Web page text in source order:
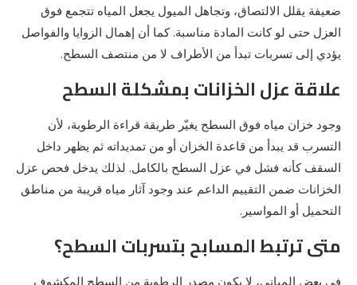
ضعيفة يقلل الالتصاق، وتجاهل الميول يجعل المياه تتجمع فوق
العزل حتى لو كانت المادة مناسبة. كما أن إهمال الزوايا والفواصل
يؤدي إلى تسربات تبدأ من الأطراف لا من منتصف السطح.
علاقة عزل الخزانات بمشكلة السطح
وجود خزان مياه فوق السطح يغيّر طريقة قراءة الرطوبة، لأن
التسرب قد يبدأ من قاعدة الخزان أو من تمديداته ثم يظهر داخل
السقف كأنه فشل في عزل السطح بالكامل. لذلك يدخل فحص عزل
الخزانات ضمن التقييم الداعم عند وجود آثار مياه قريبة من مناطق
التحميل أو المواسير.
متى ترتبط المسابح بتسربات السطح؟
في بعض المباني، لا يكون مصدر الرطوبة من السطح المكشوف